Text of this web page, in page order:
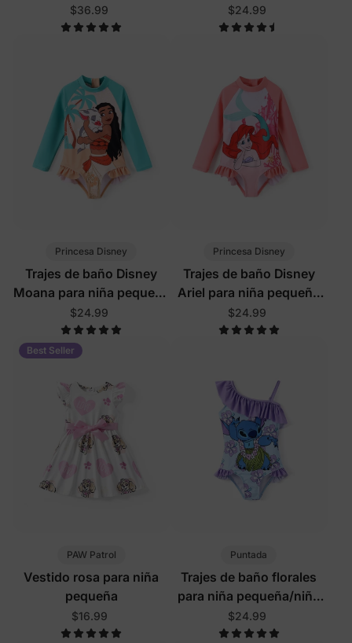
rosa
$36.99 $24.99
Princesa Disney
Trajes de baño Disney
Moana para niña pequeña
con protección UPF en
turquesa
$24.99
Princesa Disney
Trajes de baño Disney
Ariel para niña pequeña
con protección UPF en
rosa oscuro
$24.99
Best Seller
PAW Patrol
Vestido rosa para niña
pequeña
$16.99
Puntada
Trajes de baño florales
para niña pequeña/niña
en color púrpura
$24.99